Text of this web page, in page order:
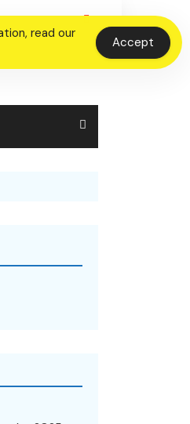
read our
Accept